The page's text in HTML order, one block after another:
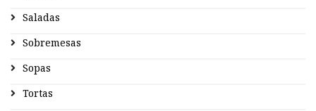
Saladas
Sobremesas
Sopas
Tortas